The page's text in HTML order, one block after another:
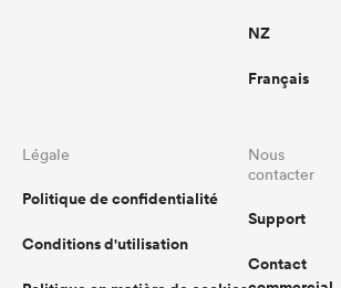
NZ
Français
Légale
Politique de confidentialité
Conditions d'utilisation
Nous
contacter
Support
Contact